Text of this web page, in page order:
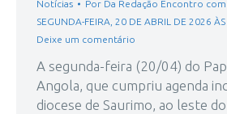
Notícias Por Da Redação Encontro
SEGUNDA-FEIRA, 20 DE ABRIL DE 2026
Deixe um comentário
A segunda-feira (20/04) do
Angola, que cumpriu agenda
diocese de Saurimo, ao leste